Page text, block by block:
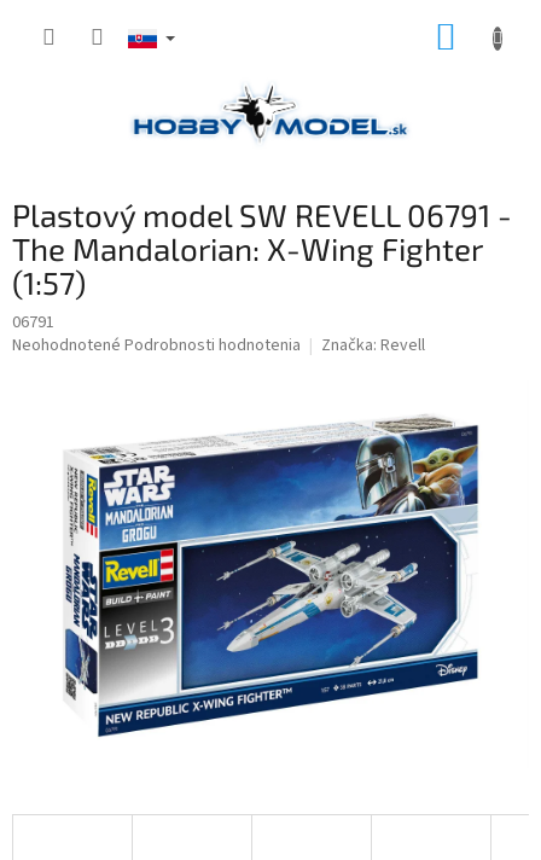
Plastový model SW REVELL 06791 -
The Mandalorian: X-Wing Fighter
(1:57)
06791
Priemerné
hviezdičiek.
Neohodnotené Podrobnosti hodnotenia Značka: Revell